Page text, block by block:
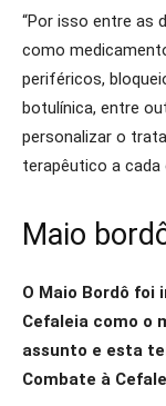
“Por isso entre as
como
periféricos,
botulínica, entre
personalizar o
terapêutico a cada
Maio
O Maio Bordô foi
Cefaleia como o
assunto e esta
Combate à